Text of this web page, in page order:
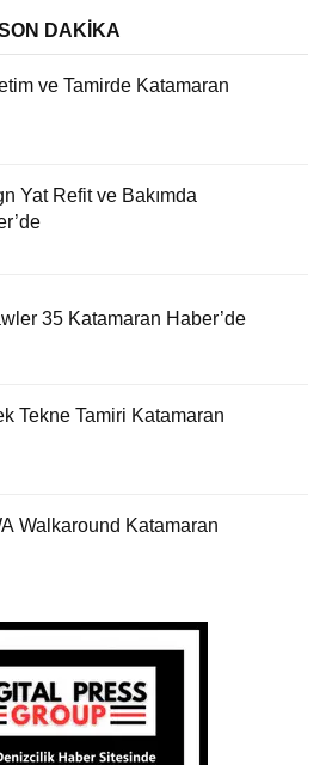
DAKİKA
ve Tamirde Katamaran
Yat Refit ve Bakımda
35 Katamaran Haber’de
Tekne Tamiri Katamaran
Walkaround Katamaran